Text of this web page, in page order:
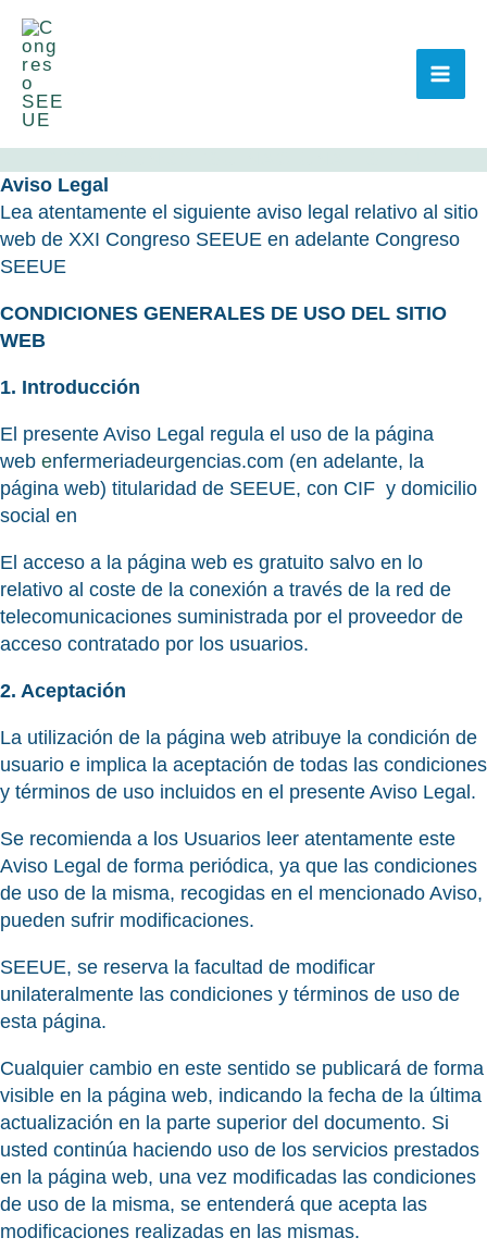
contenido
Aviso Legal
Lea atentamente el siguiente aviso legal relativo al sitio
web de XXI Congreso SEEUE en adelante Congreso
SEEUE
CONDICIONES GENERALES DE USO DEL SITIO
WEB
1. Introducción
El presente Aviso Legal regula el uso de la página
web enfermeriadeurgencias.com (en adelante, la
página web) titularidad de SEEUE, con CIF y domicilio
social en
El acceso a la página web es gratuito salvo en lo
relativo al coste de la conexión a través de la red de
telecomunicaciones suministrada por el proveedor de
acceso contratado por los usuarios.
2. Aceptación
La utilización de la página web atribuye la condición de
usuario e implica la aceptación de todas las condiciones
y términos de uso incluidos en el presente Aviso Legal.
Se recomienda a los Usuarios leer atentamente este
Aviso Legal de forma periódica, ya que las condiciones
de uso de la misma, recogidas en el mencionado Aviso,
pueden sufrir modificaciones.
SEEUE, se reserva la facultad de modificar
unilateralmente las condiciones y términos de uso de
esta página.
Cualquier cambio en este sentido se publicará de forma
visible en la página web, indicando la fecha de la última
actualización en la parte superior del documento. Si
usted continúa haciendo uso de los servicios prestados
en la página web, una vez modificadas las condiciones
de uso de la misma, se entenderá que acepta las
modificaciones realizadas en las mismas.